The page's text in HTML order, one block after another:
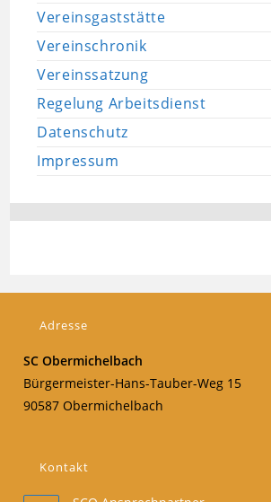
Vereinsgaststätte
Vereinschronik
Vereinssatzung
Regelung Arbeitsdienst
Datenschutz
Impressum
Adresse
SC Obermichelbach
Bürgermeister-Hans-Tauber-Weg 15
90587 Obermichelbach
Kontakt